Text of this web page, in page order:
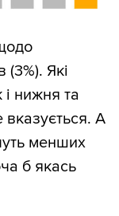
Які
нижня та
вказується. А
менших
б якась